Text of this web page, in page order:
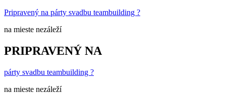
Pripravený na párty svadbu teambuilding ?
na mieste nezáleží
PRIPRAVENÝ NA
párty svadbu teambuilding ?
na mieste nezáleží